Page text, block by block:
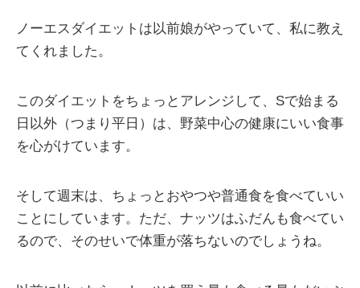
ノーエスダイエットは以前娘がやっていて、私に教え
てくれました。
このダイエットをちょっとアレンジして、Sで始まる
日以外（つまり平日）は、野菜中心の健康にいい食事
を心がけています。
そして週末は、ちょっとおやつや普通食を食べていい
ことにしています。ただ、ナッツはふだんも食べてい
るので、そのせいで体重が落ちないのでしょうね。